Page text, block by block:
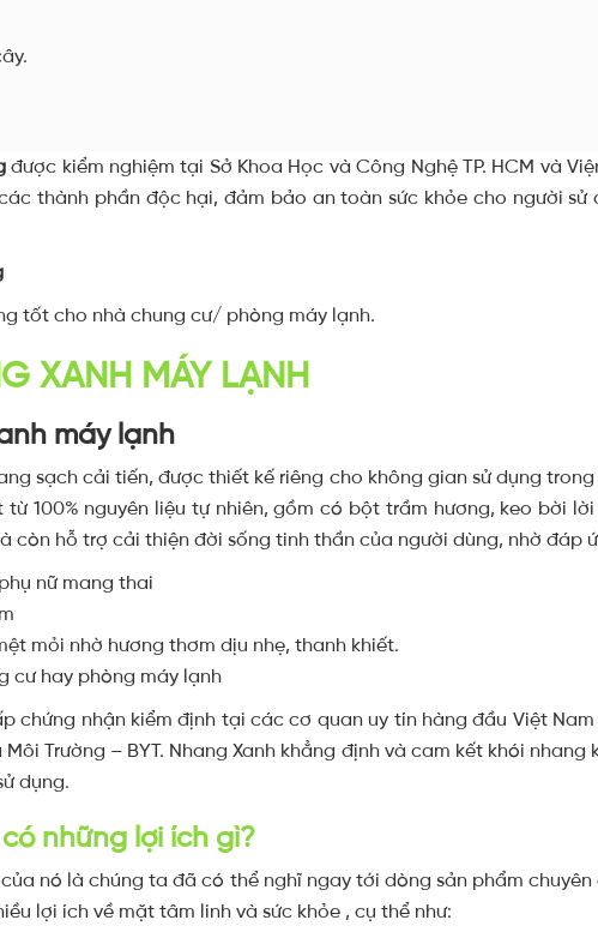
được kiểm nghiệm tại Sở Khoa Học và Công Nghệ TP. HCM và
thành phần độc hại, đảm bảo an toàn sức khỏe cho người
tốt cho nhà chung cư/ phòng máy lạnh.
XANH MÁY LẠNH
máy lạnh
sạch cải tiến, được thiết kế riêng cho không gian sử dụng
100% nguyên liệu tự nhiên, gồm có bột trầm hương, keo bời
còn hỗ trợ cải thiện đời sống tinh thần của người dùng, nhờ đáp
nữ mang thai
mỏi nhờ hương thơm dịu nhẹ, thanh khiết.
cư hay phòng máy lạnh
chứng nhận kiểm định tại các cơ quan uy tín hàng đầu Việt Nam
Môi Trường – BYT. Nhang Xanh khẳng định và cam kết khói
dụng.
những lợi ích gì?
nó là chúng ta đã có thể nghĩ ngay tới dòng sản phẩm
lợi ích về mặt tâm linh và sức khỏe , cụ thể như: